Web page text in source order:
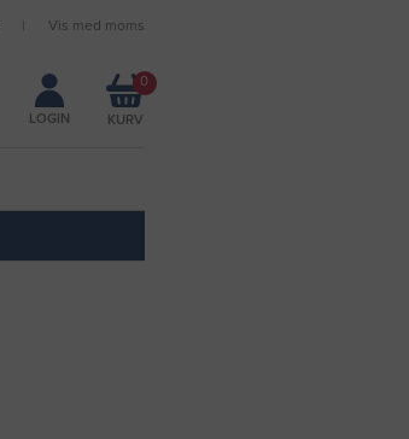
Forbliv logget ind
Vis med moms
LOGIN
0